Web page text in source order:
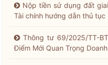
Nộp tiền sử dụng đất
Tài chính hướng dẫn thủ
Thông tư 69/2025/TT-
Điểm Mới Quan Trọng